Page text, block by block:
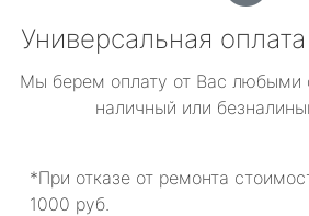
Универсальная
Мы берем оплату от Вас любыми
наличный или
*При отказе от ремонта
1000 руб.